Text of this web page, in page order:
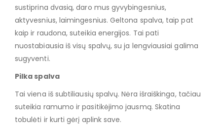
sustiprina dvasią, daro mus gyvybingesnius,
aktyvesnius, laimingesnius. Geltona spalva, taip pat
kaip ir raudona, suteikia energijos. Tai pati
nuostabiausia iš visų spalvų, su ja lengviausiai galima
sugyventi.
Pilka spalva
Tai viena iš subtiliausių spalvų. Nėra išraiškinga, tačiau
suteikia ramumo ir pasitikėjimo jausmą. Skatina
tobulėti ir kurti gėrį aplink save.